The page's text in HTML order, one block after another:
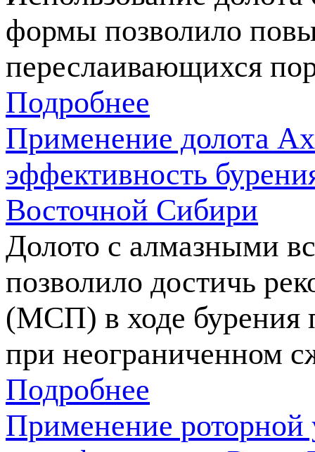
формы позволило
переслаивающихся
Подробнее
Применение долота
эффективность
Восточной Сибири
Долото с алмазными
позволило достичь
(МСП) в ходе бурения
при неограниченном
Подробнее
Применение